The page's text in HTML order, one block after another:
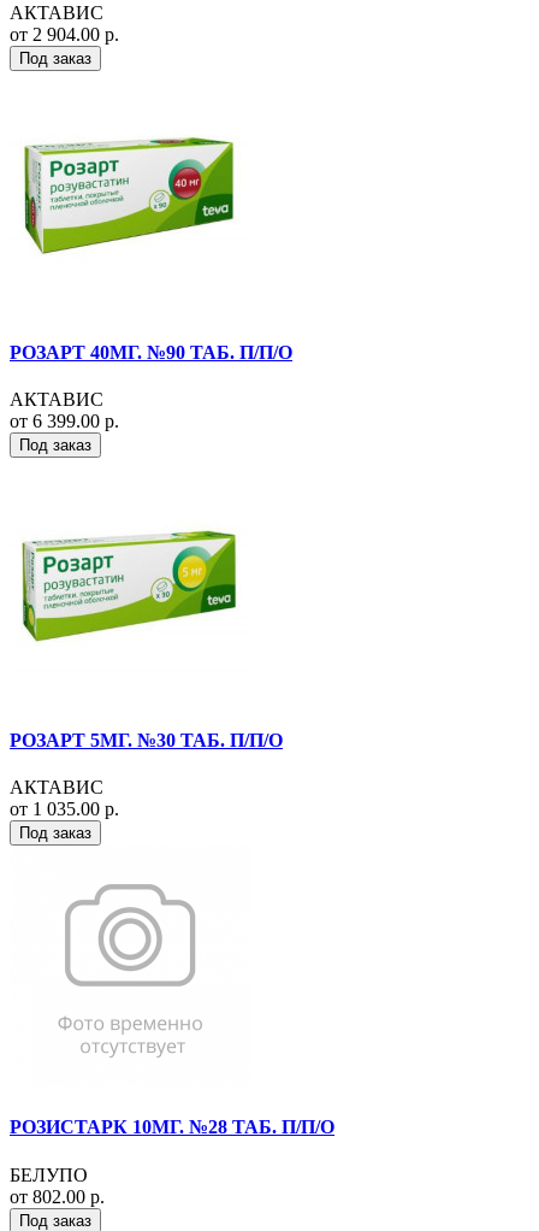
АКТАВИС
от 2 904.00 р.
Под заказ
РОЗАРТ 40МГ. №90 ТАБ. П/П/О
АКТАВИС
от 6 399.00 р.
Под заказ
РОЗАРТ 5МГ. №30 ТАБ. П/П/О
АКТАВИС
от 1 035.00 р.
Под заказ
РОЗИСТАРК 10МГ. №28 ТАБ. П/П/О
БЕЛУПО
от 802.00 р.
Под заказ